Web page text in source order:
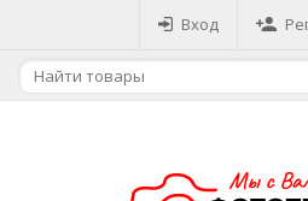
Вход